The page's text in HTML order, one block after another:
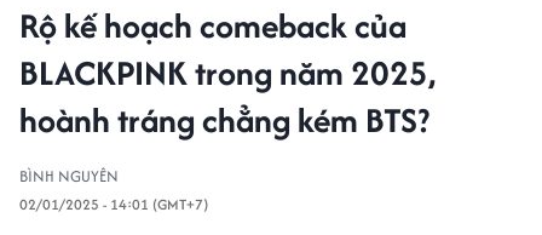
Rộ kế hoạch comeback của
BLACKPINK trong năm 2025,
hoành tráng chẳng kém BTS?
BÌNH NGUYÊN
02/01/2025 - 14:01 (GMT+7)